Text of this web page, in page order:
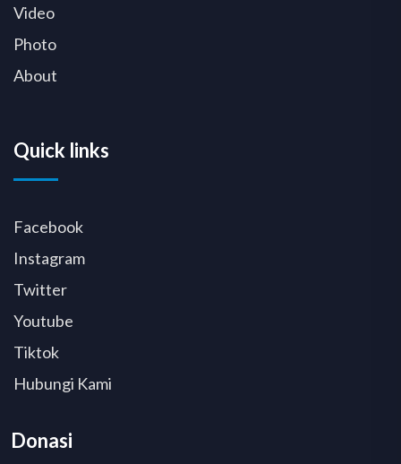
Video
Photo
About
Quick links
Facebook
Instagram
Twitter
Youtube
Tiktok
Hubungi Kami
Donasi